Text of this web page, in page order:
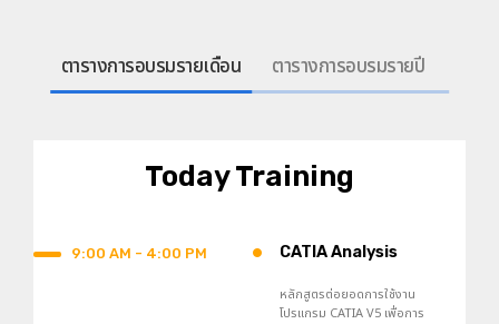
ตารางการอบรมรายเดือน ตารางการอบรมรายปี
Today Training
9:00 AM - 4:00 PM • CATIA Analysis
หลักสูตรต่อยอดการใช้งาน
โปรแกรม CATIA V5 เพื่อการ